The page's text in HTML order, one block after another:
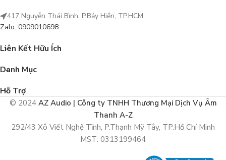
417 Nguyễn Thái Bình, P.Bảy Hiền, TP.HCM
Zalo: 0909010698
Liên Kết Hữu Ích
Danh Mục
Hỗ Trợ
© 2024 AZ Audio | Công ty TNHH Thương Mại Dịch Vụ Âm
Thanh A-Z
292/43 Xô Viết Nghệ Tĩnh, P.Thạnh Mỹ Tây, TP.Hồ Chí Minh
MST: 0313199464